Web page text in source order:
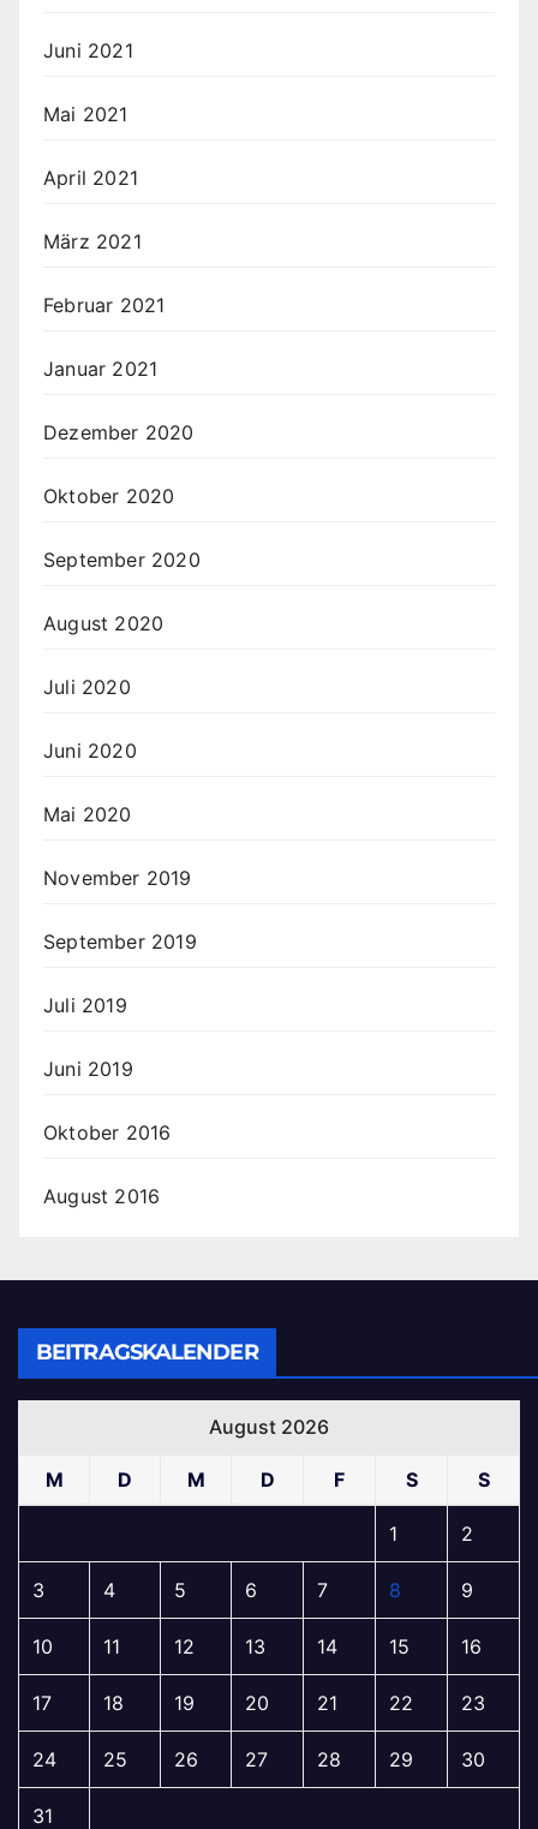
Juni 2021
Mai 2021
April 2021
März 2021
Februar 2021
Januar 2021
Dezember 2020
Oktober 2020
September 2020
August 2020
Juli 2020
Juni 2020
Mai 2020
November 2019
September 2019
Juli 2019
Juni 2019
Oktober 2016
August 2016
BEITRAGSKALENDER
August 2026
M D M D F S S
1 2
3 4 5 6 7 8 9
10 11 12 13 14 15 16
17 18 19 20 21 22 23
24 25 26 27 28 29 30
31